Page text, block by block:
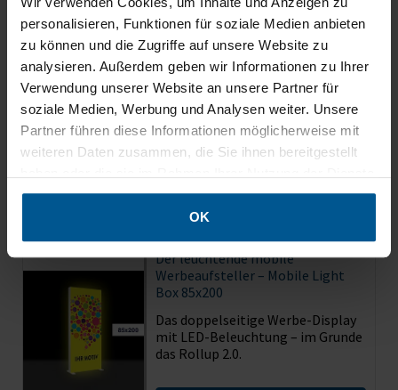
personalisieren, Funktionen für soziale Medien anbieten
zu können und die Zugriffe auf unsere Website zu
analysieren. Außerdem geben wir Informationen zu Ihrer
Verwendung unserer Website an unsere Partner für
soziale Medien, Werbung und Analysen weiter. Unsere
Partner führen diese Informationen möglicherweise mit
weiteren Daten zusammen, die Sie ihnen bereitgestellt
gesammelt haben.
OK
85x250 cm
100x200 cm
100x225 cm
100x250 cm
und alsleuchtender mobiler Messestand.
Zubehör / wird oft gekauft mit
Der leuchtende mobile
Werbeaufsteller – Mobile Light
Box 85x200
Das doppelseitige Werbe-Display
mit LED-Beleuchtung – im Grunde
das Rollup 2.0.